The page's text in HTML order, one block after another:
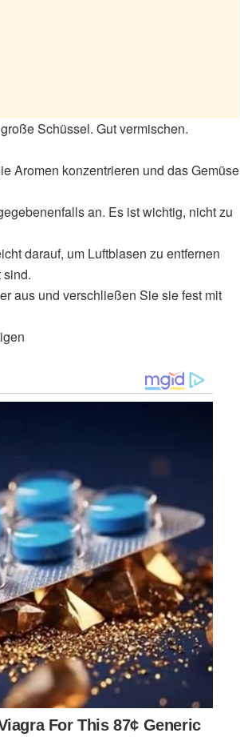
Schüssel. Gut vermischen.
Aromen konzentrieren und das Gemüse
an. Es ist wichtig, nicht zu
darauf, um Luftblasen zu entfernen
aus und verschließen Sie sie fest mit